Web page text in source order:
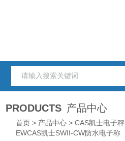
PRODUCTS 产品中心
首页 > 产品中心 >CAS凯士电子秤
EWCAS凯士SWII-CW防水电子称